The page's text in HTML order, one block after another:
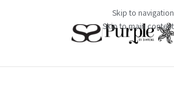
Skip to navigation
Skip to main content